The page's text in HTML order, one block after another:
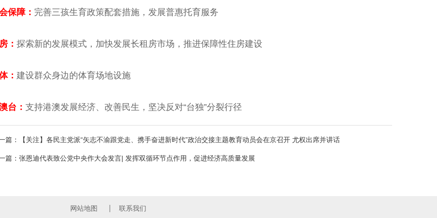
障： 完善三孩生育政策配套措施，发展普惠托育服务
探索新的发展模式，加快发展长租房市场，推进保障性住房建设
建设群众身边的体育场地设施
： 支持港澳发展经济、改善民生，坚决反对“台独”分裂行径
一篇：【关注】各民主党派“矢志不渝跟党走、携手奋进新时代”政治交接主题教育动员会在京召开 尤权出席并讲话
篇：张恩迪代表致公党中央作大会发言| 发挥双循环节点作用，促进经济高质量发展
网站地图 联系我们